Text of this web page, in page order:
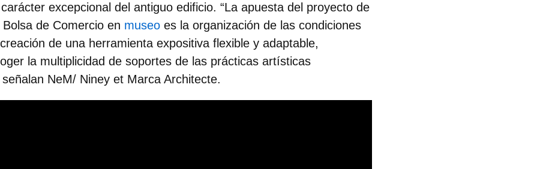
excepcional del antiguo edificio. “La apuesta del proyecto de
de Comercio en museo es la organización de las condiciones
de una herramienta expositiva flexible y adaptable,
la multiplicidad de soportes de las prácticas artísticas
NeM/ Niney et Marca Architecte.